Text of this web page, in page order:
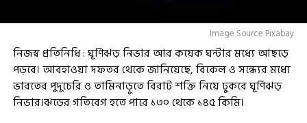
Image Source Pixabay
নিজস্ব প্রতিনিধি : ঘূর্ণিঝড় নিভার আর কয়েক ঘন্টার মধ্যে আছড়ে
পড়বে। আবহাওয়া দফতর থেকে জানিয়েছে, বিকেল ও সন্ধ্যের মধ্যে
ভারতের পুদুচেরি ও তামিনাড়ুতে বিরাট শক্তি নিয়ে ঢুকবে ঘূর্ণিঝড়
নিভার।ঝড়ের গতিবেগ হতে পারে ১৩০ থেকে ১৪৫ কিমি।